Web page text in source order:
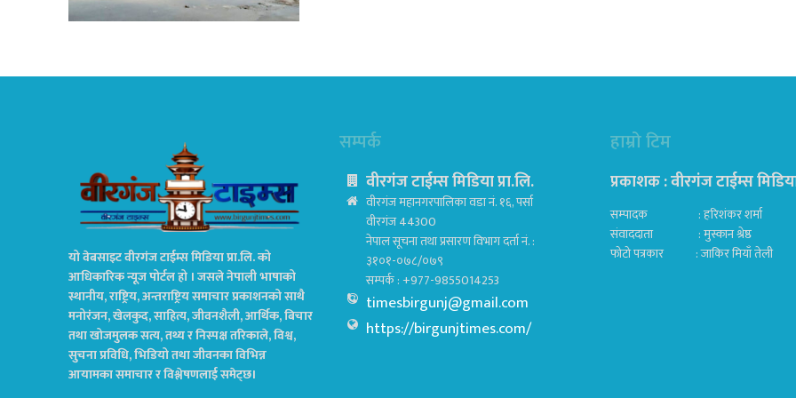
यो वेबसाइट वीरगंज टाईम्स मिडिया प्रा.लि. को
आधिकारिक न्यूज पोर्टल हो । जसले नेपाली भाषाको
स्थानीय, राष्ट्रिय, अन्तराष्ट्रिय समाचार प्रकाशनको साथै
मनोरंजन, खेलकुद, साहित्य, जीवनशैली, आर्थिक, बिचार
तथा खोजमुलक सत्य, तथ्य र निस्पक्ष तरिकाले, विश्व,
सुचना प्रविधि, भिडियो तथा जीवनका विभिन्न
आयामका समाचार र विश्लेषणलाई समेट्छ।
सम्पर्क
वीरगंज टाईम्स मिडिया प्रा.लि.
वीरगंज महानगरपालिका वडा नं. १६, पर्सा
वीरगंज 44300
नेपाल सूचना तथा प्रसारण विभाग दर्ता नं. :
३१०१-०७८/०७९
सम्पर्क : +977-9855014253
timesbirgunj@gmail.com
https://birgunjtimes.com/
हाम्रो टिम
प्रकाशक : वीरगंज टाईम्स
सम्पादक : हरिशंकर शर्मा
संवाददाता : मुस्कान श्रेष्ठ
फोटो पत्रकार : जाकिर मियाँ तेली